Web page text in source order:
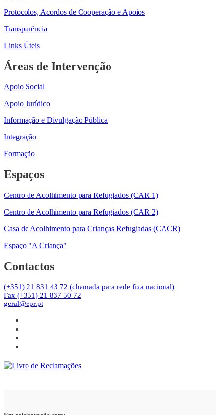
Protocolos, Acordos de Cooperação e Apoios
Transparência
Links Úteis
Áreas de Intervenção
Apoio Social
Apoio Jurídico
Informação e Divulgação Pública
Integração
Formação
Espaços
Centro de Acolhimento para Refugiados (CAR 1)
Centro de Acolhimento para Refugiados (CAR 2)
Casa de Acolhimento para Crianças Refugiadas (CACR)
Espaço "A Criança"
Contactos
(+351) 21 831 43 72 (chamada para rede fixa nacional)
Fax (+351) 21 837 50 72
geral@cpr.pt